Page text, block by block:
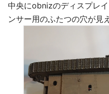
中央にobnizのディスプレ
ンサー用のふたつの穴が見